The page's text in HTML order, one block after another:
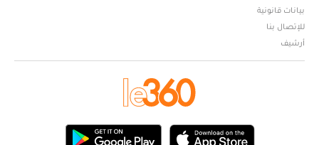
بيانات قانونية
للإتصال بنا
أرشيف